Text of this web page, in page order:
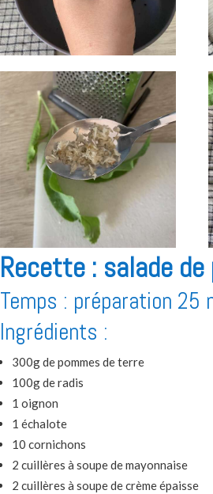
Recette : salade
Temps : préparation 25
Ingrédients :
300g de pommes de terre
100g de radis
1 oignon
1 échalote
10 cornichons
2 cuillères à soupe de mayonnaise
2 cuillères à soupe de crème épaisse